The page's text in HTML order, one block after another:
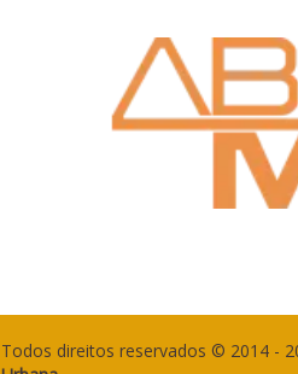
Todos direitos reservados © 2014 -